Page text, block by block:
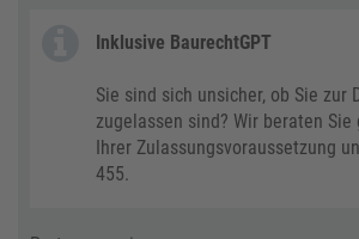
Inklusive BaurechtGPT
Sie sind sich unsicher, ob Sie zur
zugelassen sind? Wir beraten
Ihrer Zulassungsvoraussetzung
455.